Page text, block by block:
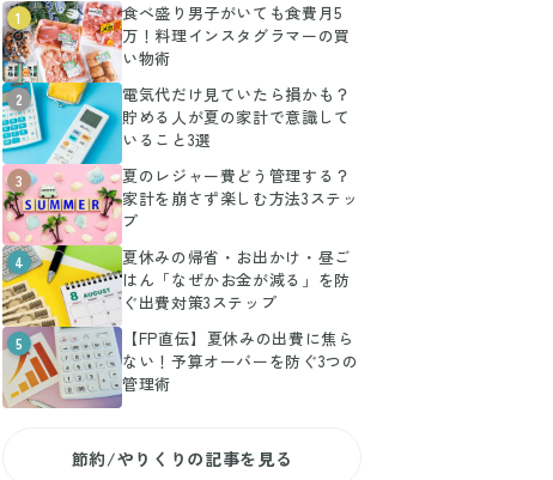
1
食べ盛り男子がいても食費月5
万！料理インスタグラマーの買
い物術
2
電気代だけ見ていたら損かも？
貯める人が夏の家計で意識して
いること3選
3
夏のレジャー費どう管理する？
家計を崩さず楽しむ方法3ステッ
プ
4
夏休みの帰省・お出かけ・昼ご
はん「なぜかお金が減る」を防
ぐ出費対策3ステップ
5
【FP直伝】夏休みの出費に焦ら
ない！予算オーバーを防ぐ3つの
管理術
節約/やりくりの記事を見る